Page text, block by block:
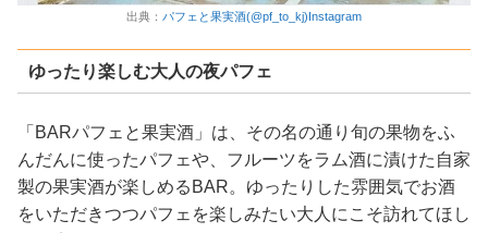
出典： パフェと果実酒(@pf_to_kj)Instagram
ゆったり楽しむ大人の夜パフェ
「BARパフェと果実酒」は、その名の通り旬の果物をふ
んだんに使ったパフェや、フルーツをラム酒に漬けた自家
製の果実酒が楽しめるBAR。ゆったりした雰囲気でお酒
をいただきつつパフェを楽しみたい大人にこそ訪れてほし